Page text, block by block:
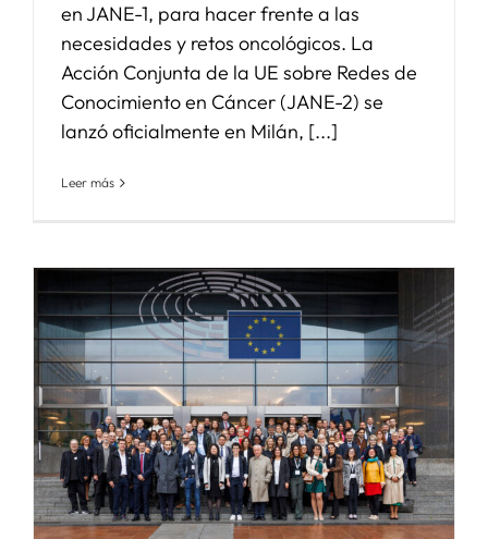
en JANE-1, para hacer frente a las
necesidades y retos oncológicos. La
Acción Conjunta de la UE sobre Redes de
Conocimiento en Cáncer (JANE-2) se
lanzó oficialmente en Milán, [...]
Leer más